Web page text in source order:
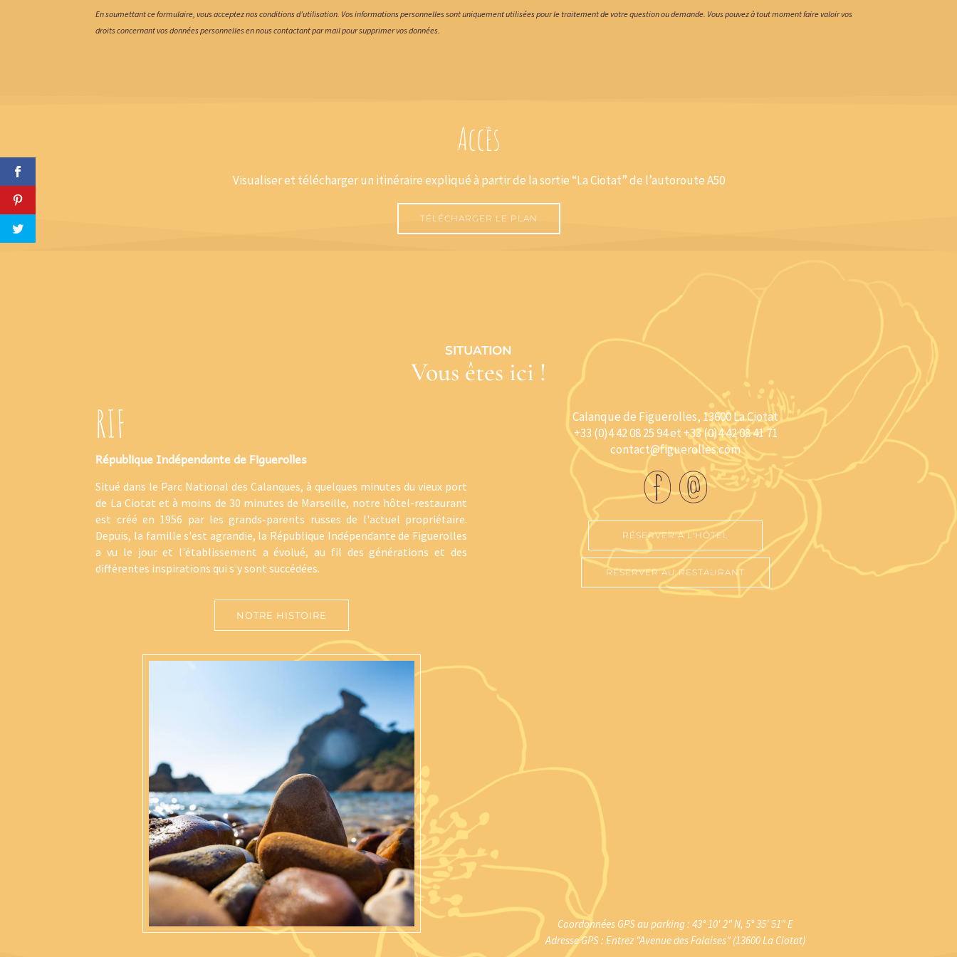
En soumettant ce formulaire, vous acceptez nos conditions d’utilisation. Vos informations personnelles sont uniquement utilisées pour le traitement de votre question ou demande. Vous pouvez à tout moment faire valoir vos
droits concernant vos données personnelles en nous contactant par mail pour supprimer vos données.
Accès
Visualiser et télécharger un itinéraire expliqué à partir de la sortie “La Ciotat” de l’autoroute A50
TÉLÉCHARGER LE PLAN
SITUATION
Vous êtes ici !
RIF
République Indépendante de Figuerolles
Situé dans le Parc National des Calanques, à quelques minutes du vieux port
de La Ciotat et à moins de 30 minutes de Marseille, notre hôtel-restaurant
est créé en 1956 par les grands-parents russes de l'actuel propriétaire.
Depuis, la famille s'est agrandie, la République Indépendante de Figuerolles
a vu le jour et l'établissement a évolué, au fil des générations et des
différentes inspirations qui s'y sont succédées.
NOTRE HISTOIRE
Calanque de Figuerolles, 13600 La Ciotat
+33 (0)4 42 08 25 94 et +33 (0)4 42 08 41 71
contact@figuerolles.com
RÉSERVER À L'HÔTEL
RÉSERVER AU RESTAURANT
Coordonnées GPS au parking : 43° 10' 2" N, 5° 35' 51" E
Adresse GPS : Entrez "Avenue des Falaises" (13600 La Ciotat)